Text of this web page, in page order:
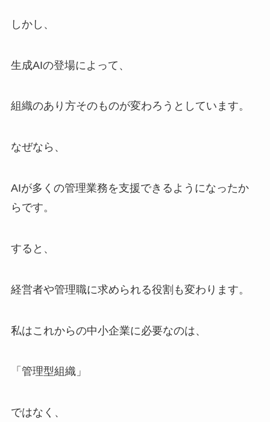
しかし、
生成AIの登場によって、
組織のあり方そのものが変わろうとしています。
なぜなら、
AIが多くの管理業務を支援できるようになったか
らです。
すると、
経営者や管理職に求められる役割も変わります。
私はこれからの中小企業に必要なのは、
「管理型組織」
ではなく、